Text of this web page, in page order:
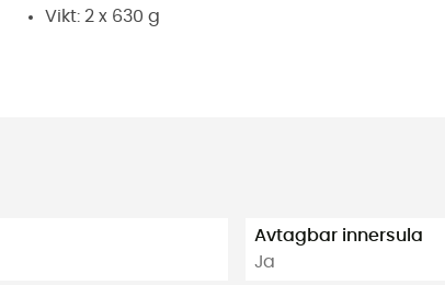
Vikt: 2 x 630 g
Avtagbar innersula
Ja